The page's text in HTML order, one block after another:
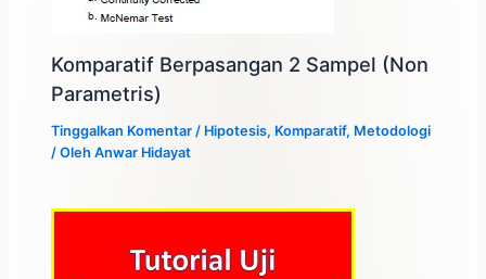
Komparatif Berpasangan 2 Sampel (Non
Parametris)
Tinggalkan Komentar / Hipotesis, Komparatif, Metodologi
/ OlehAnwar Hidayat